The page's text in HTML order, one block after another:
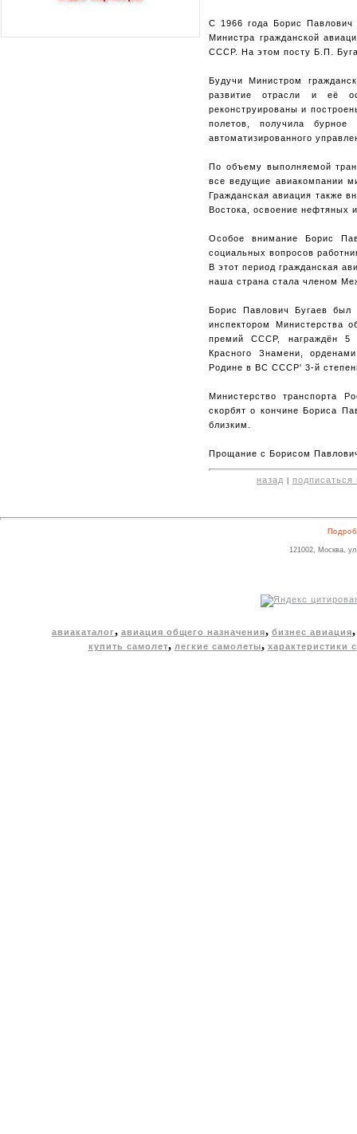
С 1966 года Борис Павлович
Министра гражданской
СССР. На этом посту Б.П.
Будучи Министром
развитие отрасли и её
реконструированы и
полетов, получила
автоматизированного
По объему выполняемой
все ведущие авиакомпании
Гражданская авиация также
Востока, освоение нефтяных
Особое внимание Борис
социальных вопросов
В этот период гражданская
наша страна стала членом
Борис Павлович Бугаев был
инспектором Министерства
премий СССР, награждён 5
Красного Знамени,
Родине в ВС СССР' 3-й
Министерство транспорта
скорбят о кончине Бориса
близким.
Прощание с Борисом
назад подписаться
121002, Москва,
авиакаталог, авиация общего назначения, бизнес авиация
купить самолет, легкие самолеты, характеристики